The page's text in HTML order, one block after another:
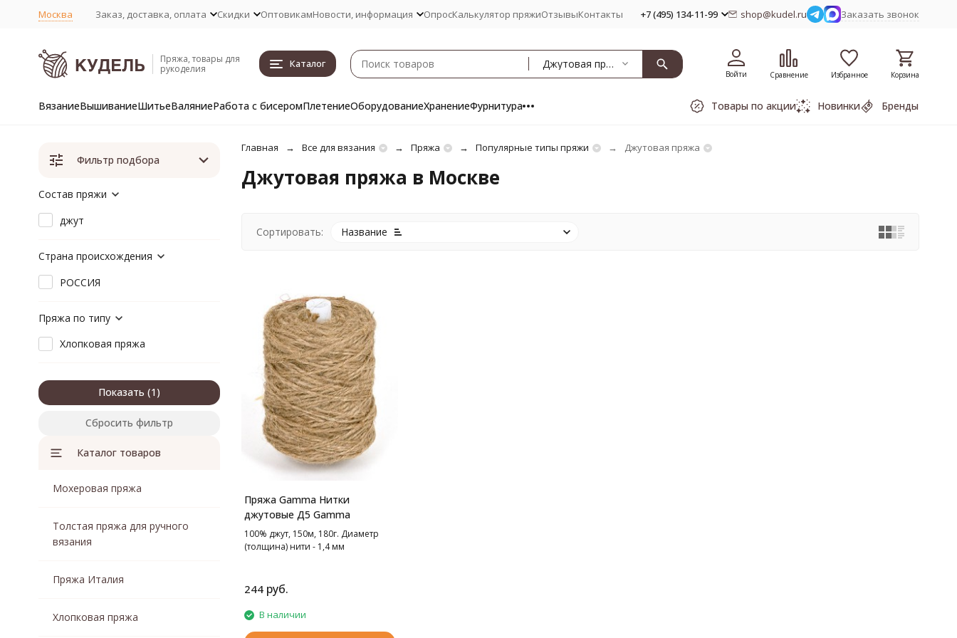
Москва Заказ, доставка, оплата Скидки ОптовикамНовости, информация ОпросКалькулятор пряжиОтзывыКонтакты +7 (495) 134-11-99 shop@kudel.ru Заказать звонок
Пряжа, товары для
рукоделия
Каталог Джутовая пряжа
Войти Сравнение Избранное Корзина
ВязаниеВышиваниеШитьеВаляниеРабота с бисеромПлетениеОборудованиеХранениеФурнитура Товары по акции Новинки Бренды
Главная Все для вязания Пряжа Популярные типы пряжи Джутовая пряжа
Джутовая пряжа в Москве
Сортировать: Название
Пряжа Gamma Нитки
джутовые Д5 Gamma
100% джут, 150м, 180г. Диаметр
(толщина) нити - 1,4 мм
244 руб.
В наличии
Фильтр подбора
Состав пряжи
джут
Страна происхождения
РОССИЯ
Пряжа по типу
Хлопковая пряжа
Показать
Сбросить фильтр
Каталог товаров
Мохеровая пряжа
Толстая пряжа для ручного
вязания
Пряжа Италия
Хлопковая пряжа